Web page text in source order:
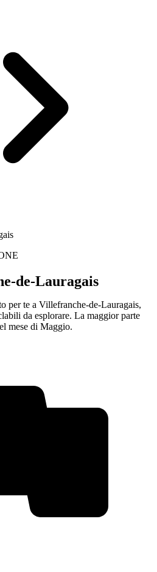
de-Lauragais
per te a Villefranche-de-Lauragais,
da esplorare. La maggior parte
mese di Maggio.